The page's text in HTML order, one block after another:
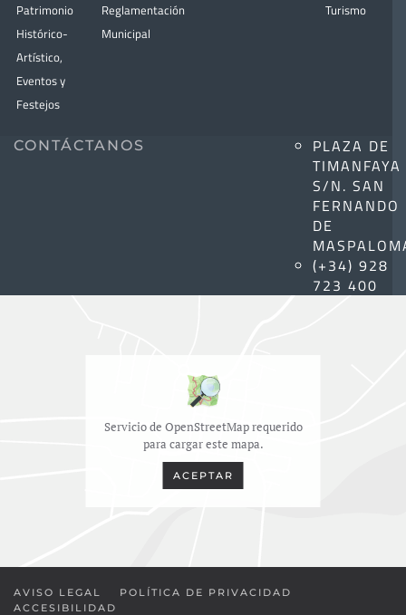
Patrimonio
Histórico-
Artístico,
Eventos y
Festejos
Reglamentación
Municipal
Turismo
CONTÁCTANOS
PLAZA DE
TIMANFAYA
S/N. SAN
FERNANDO
DE
(+34) 928
723 400
Servicio de OpenStreetMap requerido
para cargar este mapa.
ACEPTAR
AVISO LEGAL
POLÍTICA DE PRIVACIDAD
ACCESIBILIDAD